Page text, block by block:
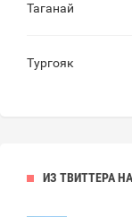
Таганай
Тургояк
ИЗ ТВИТТЕРА